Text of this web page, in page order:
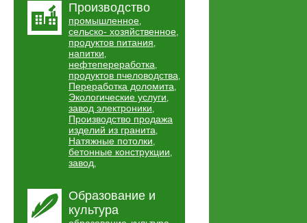
Производство
промышленное,
сельско- хозяйственное,
продуктов питания,
напитки,
нефтепереработка,
продуктов пчеловодства,
Переработка доломита,
Экологические услуги,
завод электроники,
Производство продажа
изделий из гранита,
Натяжные потолки,
бетонные конструкции,
завод,
Образование и
культура